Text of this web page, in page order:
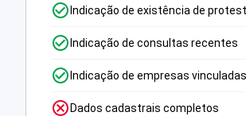
Indicação de existência de
Indicação de consultas recentes
Indicação de empresas vinculadas
Dados cadastrais completos